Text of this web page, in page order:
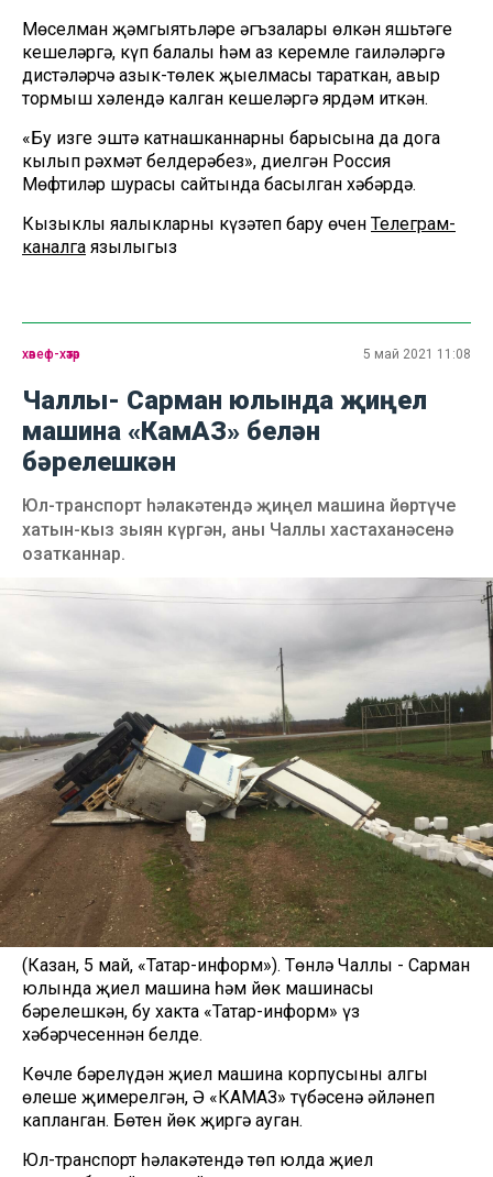
Мөселман җәмгыятьләре әгъзалары өлкән яшьтәге
кешеләргә, күп балалы һәм аз керемле гаиләләргә
дистәләрчә азык-төлек җыелмасы тараткан, авыр
тормыш хәлендә калган кешеләргә ярдәм иткән.
«Бу изге эштә катнашканнарның барысына да дога
кылып рәхмәт белдерәбез», диелгән Россия
Мөфтиләр шурасы сайтында басылган хәбәрдә.
Кызыклы яңалыкларны күзәтеп бару өчен Телеграм-
каналга язылыгыз
хәвеф-хәтәр 5 май 2021 11:08
Чаллы- Сарман юлында җиңел
машина «КамАЗ» белән
бәрелешкән
Юл-транспорт һәлакәтендә җиңел машина йөртүче
хатын-кыз зыян күргән, аны Чаллы хастаханәсенә
озатканнар.
(Казан, 5 май, «Татар-информ»). Төнлә Чаллы - Сарман
юлында җиңел машина һәм йөк машинасы
бәрелешкән, бу хакта «Татар-информ» үз
хәбәрчесеннән белде.
Көчле бәрелүдән җиңел машина корпусының алгы
өлеше җимерелгән, Ә «КАМАЗ» түбәсенә әйләнеп
капланган. Бөтен йөк җиргә ауган.
Юл-транспорт һәлакәтендә төп юлда җиңел